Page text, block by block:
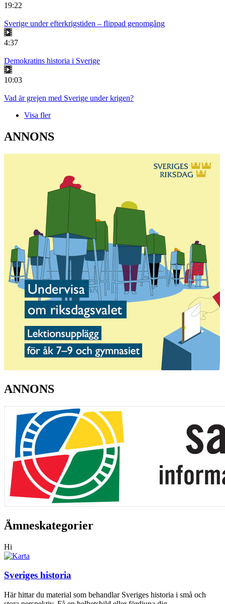
19:22
Sverige under efterkrigstiden – flippad genomgång
4:37
Demokratins historia i Sverige
10:03
Vad är grejen med Sverige under krigen?
Visa fler
ANNONS
ANNONS
Ämneskategorier
Hi
Sveriges historia
Här hittar du material som behandlar Sveriges historia i små och